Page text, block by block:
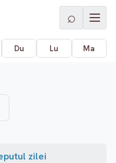
⌕
Du Lu Ma
zilei